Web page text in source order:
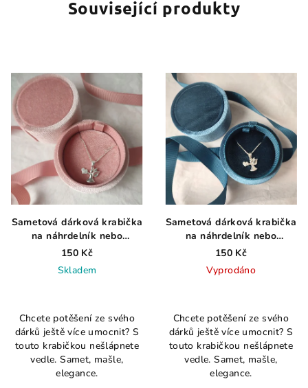
Související produkty
Sametová dárková krabička
na náhrdelník nebo
přívěsek růžová
150 Kč
Skladem
Chcete potěšení ze svého
dárků ještě více umocnit? S
touto krabičkou nešlápnete
vedle. Samet, mašle,
elegance.
Sametová dárková krabička
na náhrdelník nebo
přívěsek modrá
150 Kč
Vyprodáno
Chcete potěšení ze svého
dárků ještě více umocnit? S
touto krabičkou nešlápnete
vedle. Samet, mašle,
elegance.